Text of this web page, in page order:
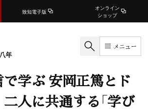
致知電子版
オンライン
ショップ
年
メニュー
で学ぶ 安岡正篤とド
人に共通する「学び